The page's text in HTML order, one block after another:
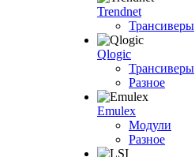
Trendnet
Трансиверы
Qlogic
Трансиверы
Разное
Emulex
Модули
Разное